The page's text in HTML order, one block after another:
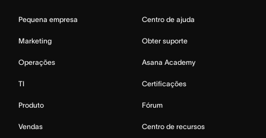
Pequena empresa
Marketing
Operações
TI
Produto
Vendas
Centro de ajuda
Obter suporte
Asana Academy
Certificações
Fórum
Centro de recursos